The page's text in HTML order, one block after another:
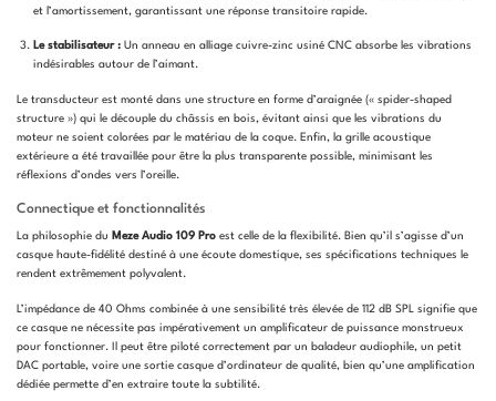
et l’amortissement, garantissant une réponse transitoire rapide.
Le stabilisateur :Un anneau en alliage cuivre-zinc usiné CNC absorbe les vibrations
indésirables autour de l’aimant.
Le transducteur est monté dans une structure en forme d’araignée (« spider-shaped
structure ») qui le découple du châssis en bois, évitant ainsi que les vibrations du
moteur ne soient colorées par le matériau de la coque. Enfin, la grille acoustique
extérieure a été travaillée pour être la plus transparente possible, minimisant les
réflexions d’ondes vers l’oreille.
Connectique et fonctionnalités
La philosophie du Meze Audio 109 Pro est celle de la flexibilité. Bien qu’il s’agisse d’un
casque haute-fidélité destiné à une écoute domestique, ses spécifications techniques le
rendent extrêmement polyvalent.
L’impédance de 40 Ohms combinée à une sensibilité très élevée de 112 dB SPL signifie que
ce casque ne nécessite pas impérativement un amplificateur de puissance monstrueux
pour fonctionner. Il peut être piloté correctement par un baladeur audiophile, un petit
DAC portable, voire une sortie casque d’ordinateur de qualité, bien qu’une amplification
dédiée permette d’en extraire toute la subtilité.